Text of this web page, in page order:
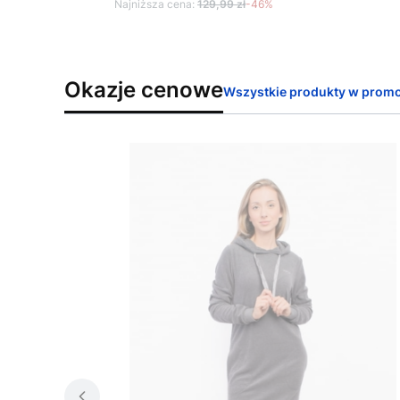
Najniższa cena: 129,99 zł-46%
Okazje cenoweWszystkie produkty w